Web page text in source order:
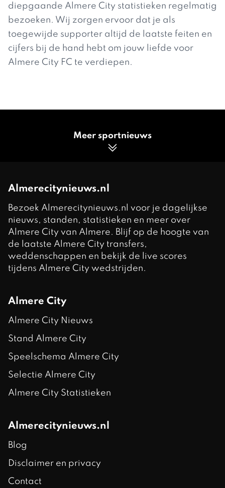
diepgaande Almere City statistieken regelmatig
bezoeken. Wij zorgen ervoor dat je als
toegewijde supporter altijd de laatste feiten en
cijfers bij de hand hebt om jouw liefde voor
Almere City FC te verdiepen.
Meer sportnieuws
Almerecitynieuws.nl
Bezoek Almerecitynieuws.nl voor je dagelijkse
nieuws, standen, statistieken en meer over
Almere City van Almere. Blijf op de hoogte van
de laatste Almere City transfers,
weddenschappen en bekijk de live scores
tijdens Almere City wedstrijden.
Almere City
Almere City Nieuws
Stand Almere City
Speelschema Almere City
Selectie Almere City
Almere City Statistieken
Almerecitynieuws.nl
Blog
Disclaimer en privacy
Contact